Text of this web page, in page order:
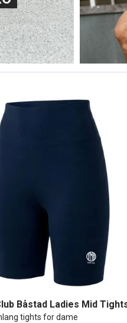
Nordic Runrise Cap Navy
god lufting (OZ)